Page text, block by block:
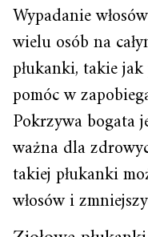
Wypadanie
wielu osób na
płukanki, takie
pomóc w
Pokrzywa bogata
ważna dla
takiej płukanki
włosów i